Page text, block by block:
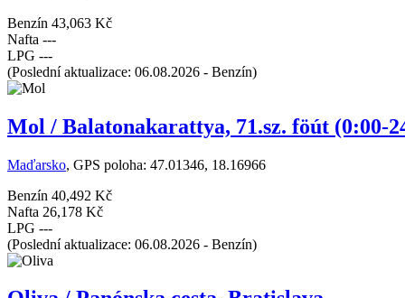
Benzín 43,063 Kč
Nafta ---
LPG ---
(Poslední aktualizace: 06.08.2026 - Benzín)
Mol / Balatonakarattya, 71.sz. föút (0:00-
Maďarsko, GPS poloha: 47.01346, 18.16966
Benzín 40,492 Kč
Nafta 26,178 Kč
LPG ---
(Poslední aktualizace: 06.08.2026 - Benzín)